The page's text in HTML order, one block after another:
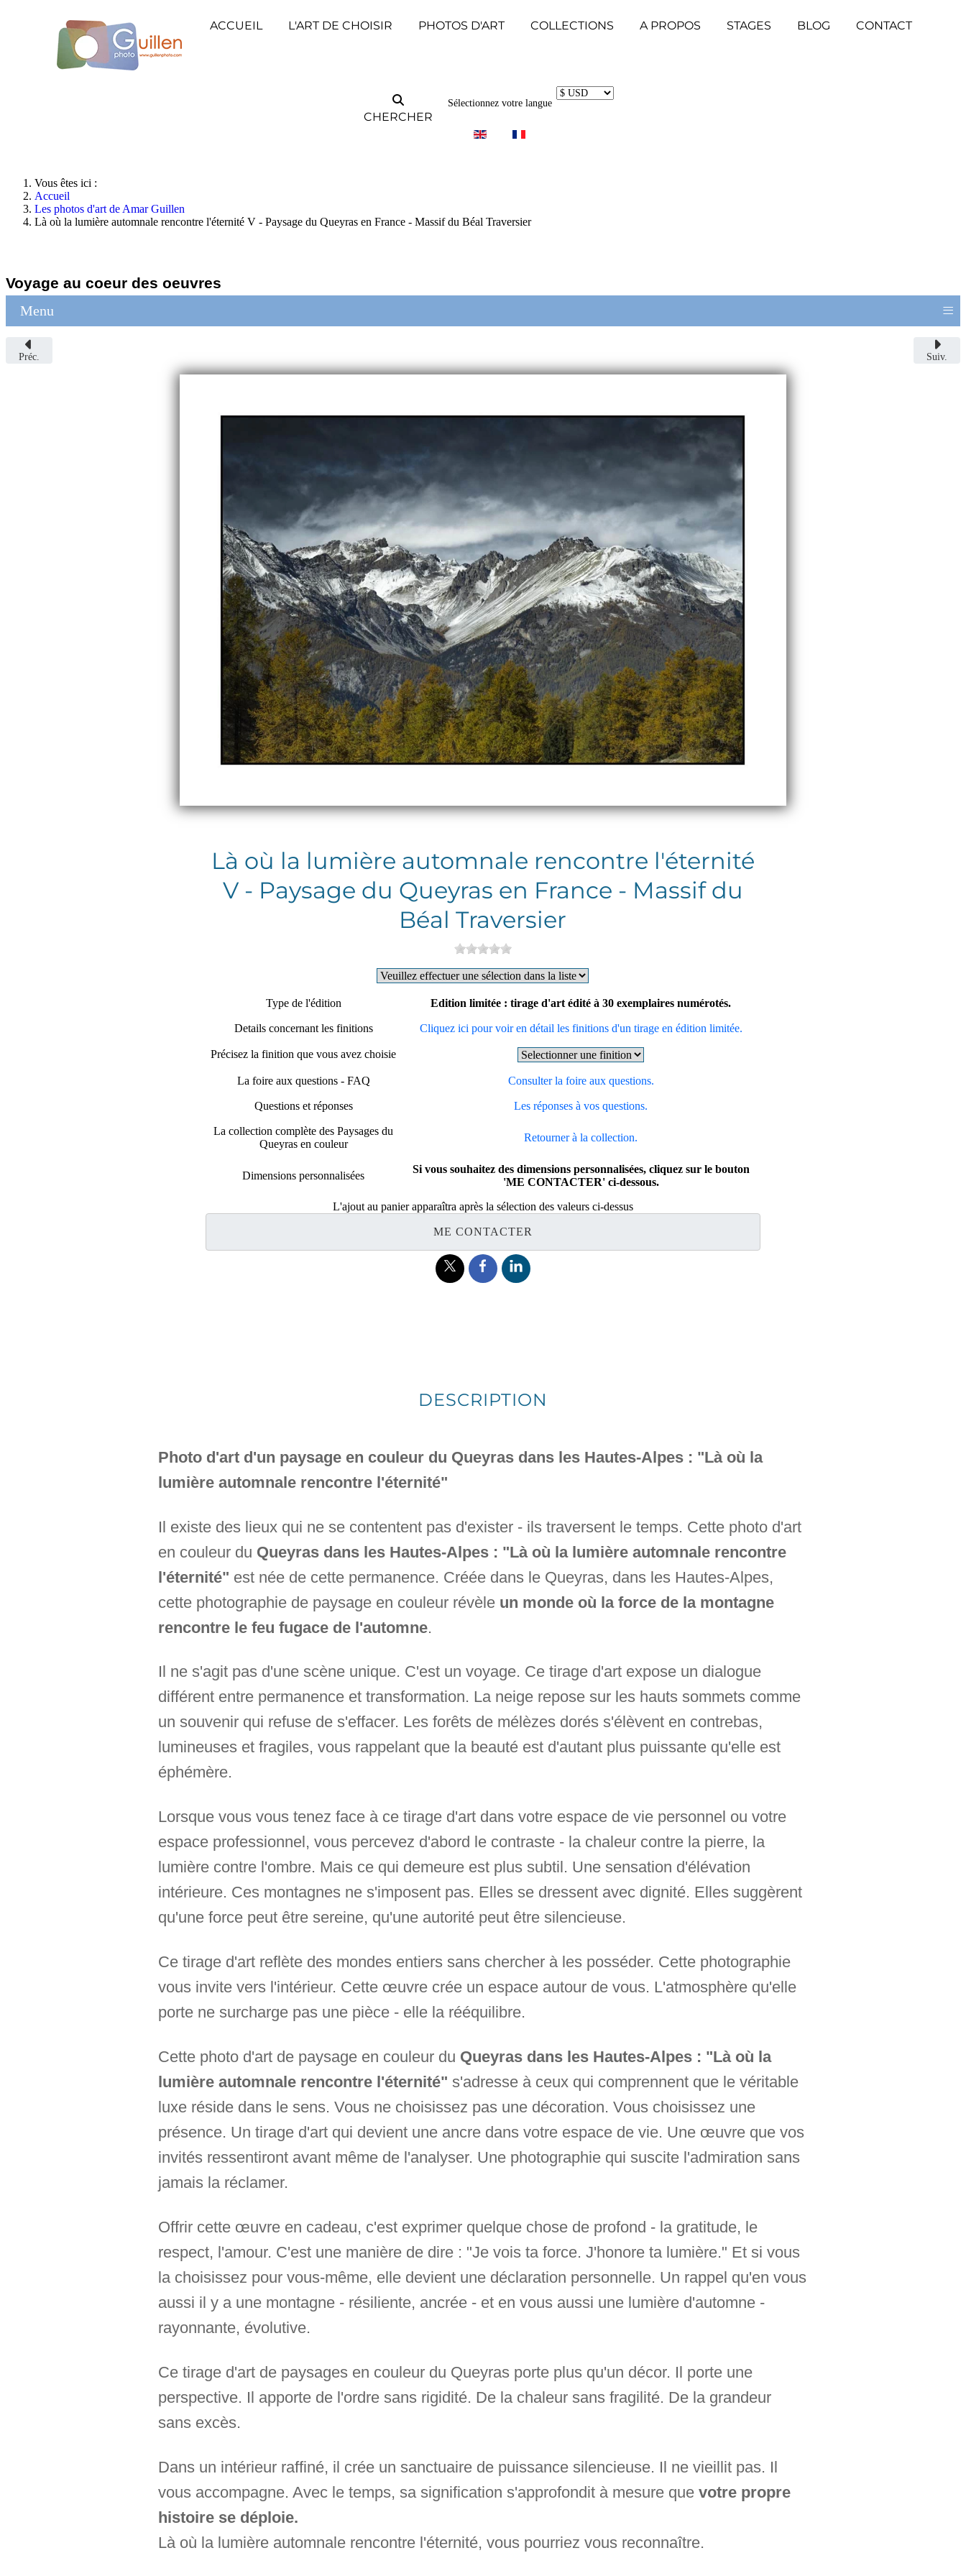
ACCUEIL L'ART DE CHOISIR PHOTOS D'ART COLLECTIONS A PROPOS STAGES BLOG CONTACT
CHERCHER
Sélectionnez votre langue
Vous êtes ici :
Accueil
Les photos d'art de Amar Guillen
Là où la lumière automnale rencontre l'éternité V - Paysage du Queyras en France - Massif du Béal Traversier
Voyage au coeur des oeuvres
Menu ≡
Préc. Suiv.
Là où la lumière automnale rencontre l'éternité
V - Paysage du Queyras en France - Massif du
Béal Traversier
Type de l'édition Edition limitée : tirage d'art édité à 30 exemplaires numérotés.
Details concernant les finitions Cliquez ici pour voir en détail les finitions d'un tirage en édition limitée.
Précisez la finition que vous avez choisie
La foire aux questions - FAQ Consulter la foire aux questions.
Questions et réponses Les réponses à vos questions.
La collection complète des Paysages du
Queyras en couleur
Retourner à la collection.
Dimensions personnalisées
Si vous souhaitez des dimensions personnalisées, cliquez sur le bouton
'ME CONTACTER' ci-dessous.
L'ajout au panier apparaîtra après la sélection des valeurs ci-dessus
ME CONTACTER
DESCRIPTION
Photo d'art d'un paysage en couleur du Queyras dans les Hautes-Alpes : "Là où la
lumière automnale rencontre l'éternité"
Il existe des lieux qui ne se contentent pas d'exister - ils traversent le temps. Cette photo d'art
en couleur du Queyras dans les Hautes-Alpes : "Là où la lumière automnale rencontre
l'éternité" est née de cette permanence. Créée dans le Queyras, dans les Hautes-Alpes,
cette photographie de paysage en couleur révèle un monde où la force de la montagne
rencontre le feu fugace de l'automne.
Il ne s'agit pas d'une scène unique. C'est un voyage. Ce tirage d'art expose un dialogue
différent entre permanence et transformation. La neige repose sur les hauts sommets comme
un souvenir qui refuse de s'effacer. Les forêts de mélèzes dorés s'élèvent en contrebas,
lumineuses et fragiles, vous rappelant que la beauté est d'autant plus puissante qu'elle est
éphémère.
Lorsque vous vous tenez face à ce tirage d'art dans votre espace de vie personnel ou votre
espace professionnel, vous percevez d'abord le contraste - la chaleur contre la pierre, la
lumière contre l'ombre. Mais ce qui demeure est plus subtil. Une sensation d'élévation
intérieure. Ces montagnes ne s'imposent pas. Elles se dressent avec dignité. Elles suggèrent
qu'une force peut être sereine, qu'une autorité peut être silencieuse.
Ce tirage d'art reflète des mondes entiers sans chercher à les posséder. Cette photographie
vous invite vers l'intérieur. Cette œuvre crée un espace autour de vous. L'atmosphère qu'elle
porte ne surcharge pas une pièce - elle la rééquilibre.
Cette photo d'art de paysage en couleur du Queyras dans les Hautes-Alpes : "Là où la
lumière automnale rencontre l'éternité" s'adresse à ceux qui comprennent que le véritable
luxe réside dans le sens. Vous ne choisissez pas une décoration. Vous choisissez une
présence. Un tirage d'art qui devient une ancre dans votre espace de vie. Une œuvre que vos
invités ressentiront avant même de l'analyser. Une photographie qui suscite l'admiration sans
jamais la réclamer.
Offrir cette œuvre en cadeau, c'est exprimer quelque chose de profond - la gratitude, le
respect, l'amour. C'est une manière de dire : "Je vois ta force. J'honore ta lumière." Et si vous
la choisissez pour vous-même, elle devient une déclaration personnelle. Un rappel qu'en vous
aussi il y a une montagne - résiliente, ancrée - et en vous aussi une lumière d'automne -
rayonnante, évolutive.
Ce tirage d'art de paysages en couleur du Queyras porte plus qu'un décor. Il porte une
perspective. Il apporte de l'ordre sans rigidité. De la chaleur sans fragilité. De la grandeur
sans excès.
Dans un intérieur raffiné, il crée un sanctuaire de puissance silencieuse. Il ne vieillit pas. Il
vous accompagne. Avec le temps, sa signification s'approfondit à mesure que votre propre
histoire se déploie.
Là où la lumière automnale rencontre l'éternité, vous pourriez vous reconnaître.